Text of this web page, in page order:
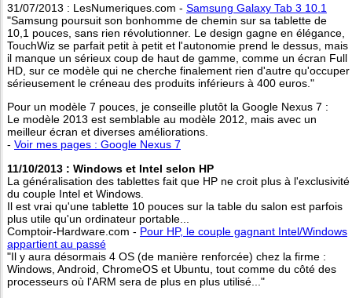
31/07/2013 : LesNumeriques.com - Samsung Galaxy Tab 3 10.1
"Samsung poursuit son bonhomme de chemin sur sa tablette de
10,1 pouces, sans rien révolutionner. Le design gagne en élégance,
TouchWiz se parfait petit à petit et l'autonomie prend le dessus, mais
il manque un sérieux coup de haut de gamme, comme un écran Full
HD, sur ce modèle qui ne cherche finalement rien d'autre qu'occuper
sérieusement le créneau des produits inférieurs à 400 euros."
Pour un modèle 7 pouces, je conseille plutôt la Google Nexus 7 :
Le modèle 2013 est semblable au modèle 2012, mais avec un
meilleur écran et diverses améliorations.
- Voir mes pages : Google Nexus 7
11/10/2013 : Windows et Intel selon HP
La généralisation des tablettes fait que HP ne croit plus à l'exclusivité
du couple Intel et Windows.
Il est vrai qu'une tablette 10 pouces sur la table du salon est parfois
plus utile qu'un ordinateur portable...
Comptoir-Hardware.com - Pour HP, le couple gagnant Intel/Windows
appartient au passé
"Il y aura désormais 4 OS (de manière renforcée) chez la firme :
Windows, Android, ChromeOS et Ubuntu, tout comme du côté des
processeurs où l'ARM sera de plus en plus utilisé..."